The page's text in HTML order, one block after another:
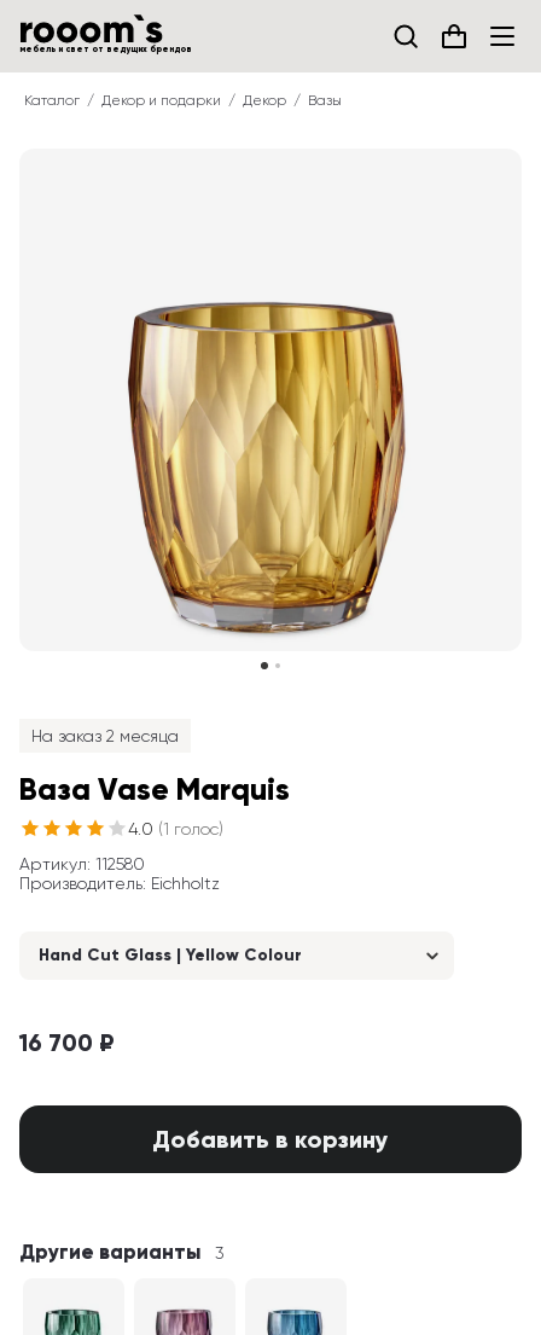
мебель и свет от ведущих брендов
Каталог Декор и подарки Декор Вазы
На заказ 2 месяца
Ваза Vase Marquis
4.0 (1 голос)
Артикул: 112580
Производитель: Eichholtz
Hand Cut Glass | Yellow Colour
16 700 ₽
Добавить в корзину
Другие варианты 3